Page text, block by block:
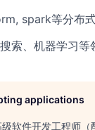
spark等分布
索、机器学习等
applications
级软件开发工程师